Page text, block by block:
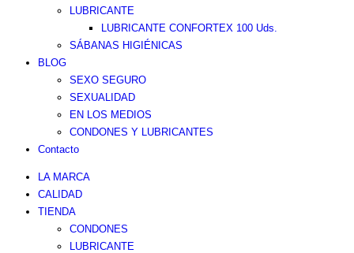
LUBRICANTE
LUBRICANTE CONFORTEX 100 Uds.
SÁBANAS HIGIÉNICAS
BLOG
SEXO SEGURO
SEXUALIDAD
EN LOS MEDIOS
CONDONES Y LUBRICANTES
Contacto
LA MARCA
CALIDAD
TIENDA
CONDONES
LUBRICANTE